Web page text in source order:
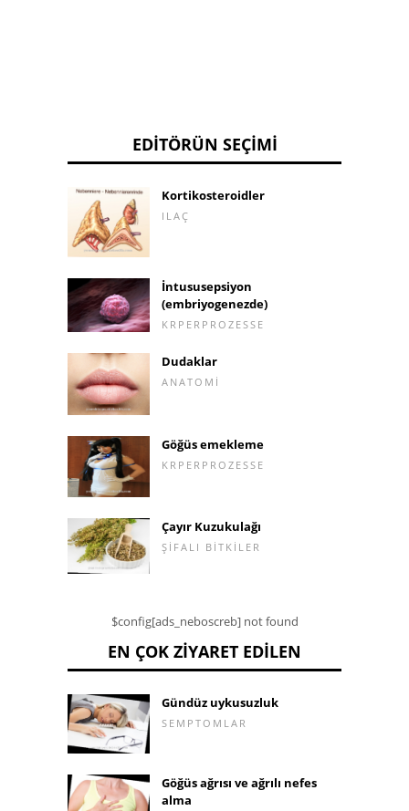
EDITÖRÜN SEÇIMI
Kortikosteroidler
ILAÇ
İntususepsiyon
(embriyogenezde)
KRPERPROZESSE
Dudaklar
ANATOMI
Göğüs emekleme
KRPERPROZESSE
Çayır Kuzukulağı
ŞIFALI BITKILER
$config[ads_neboscreb] not found
EN ÇOK ZIYARET EDILEN
Gündüz uykusuzluk
SEMPTOMLAR
Göğüs ağrısı ve ağrılı nefes
alma